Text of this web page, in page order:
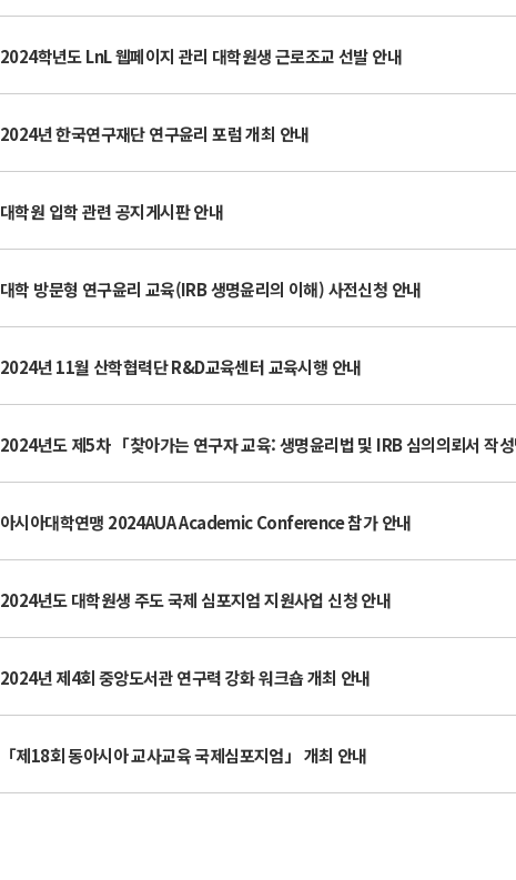
2024학년도 LnL 웹페이지 관리 대학원생 근로조교 선발 안내
2024년 한국연구재단 연구윤리 포럼 개최 안내
대학원 입학 관련 공지게시판 안내
대학 방문형 연구윤리 교육(IRB 생명윤리의 이해) 사전신청 안내
2024년 11월 산학협력단 R&D교육센터 교육시행 안내
아시아대학연맹 2024AUA Academic Conference 참가 안내
2024년도 대학원생 주도 국제 심포지엄 지원사업 신청 안내
2024년 제4회 중앙도서관 연구력 강화 워크숍 개최 안내
「제18회 동아시아 교사교육 국제심포지엄」 개최 안내